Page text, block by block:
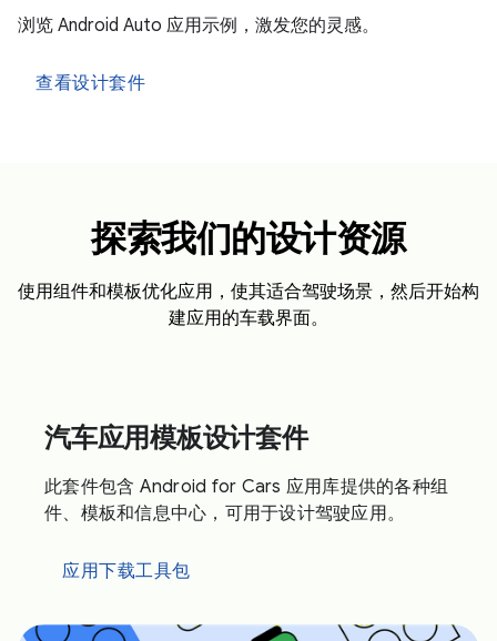
浏览 Android Auto 应用示例，激发您的灵感。
查看设计套件
探索我们的设计资源
使用组件和模板优化应用，使其适合驾驶场景，然后开始构
建应用的车载界面。
汽车应用模板设计套件
此套件包含 Android for Cars 应用库提供的各种组
件、模板和信息中心，可用于设计驾驶应用。
应用下载工具包